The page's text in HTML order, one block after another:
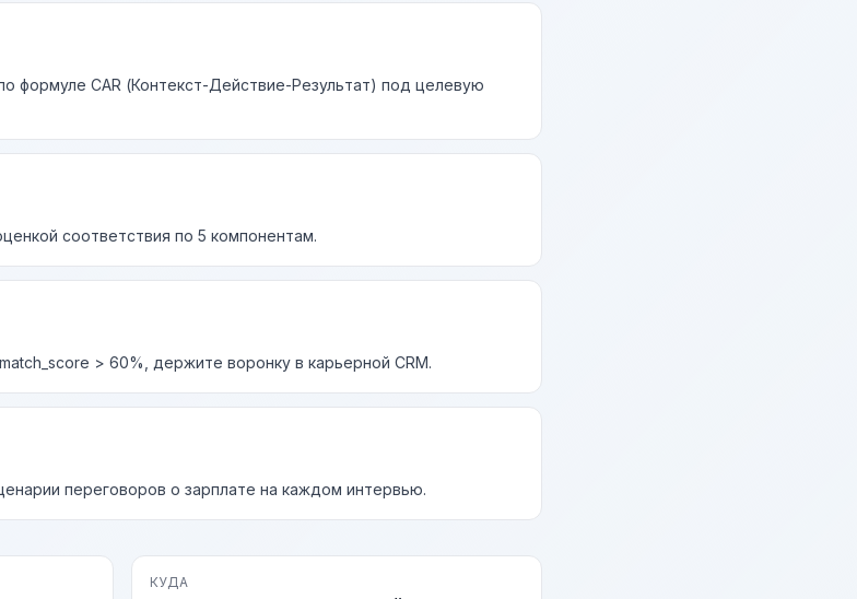
формуле CAR (Контекст-Действие-Результат) под целевую
соответствия по 5 компонентам.
> 60%, держите воронку в карьерной CRM.
переговоров о зарплате на каждом интервью.
КУДА